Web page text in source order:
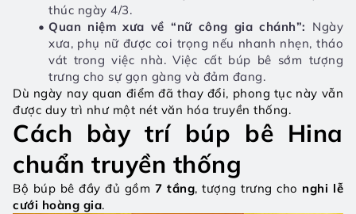
thúc ngày 4/3.
Quan niệm xưa về “nữ công gia chánh”: Ngày
xưa, phụ nữ được coi trọng nếu nhanh nhẹn, tháo
vát trong việc nhà. Việc cất búp bê sớm tượng
trưng cho sự gọn gàng và đảm đang.
Dù ngày nay quan điểm đã thay đổi, phong tục này vẫn
được duy trì như một nét văn hóa truyền thống.
Cách bày trí búp bê Hina
chuẩn truyền thống
Bộ búp bê đầy đủ gồm 7 tầng, tượng trưng cho nghi lễ
cưới hoàng gia.